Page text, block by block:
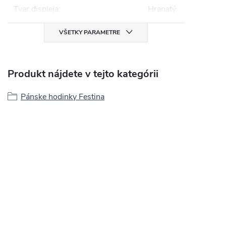
Tvar displeja: Hranatý
VŠETKY PARAMETRE
Produkt nájdete v tejto kategórii
Pánske hodinky Festina